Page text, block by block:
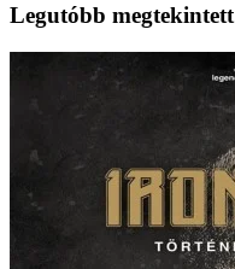
Legutóbb megtekintett